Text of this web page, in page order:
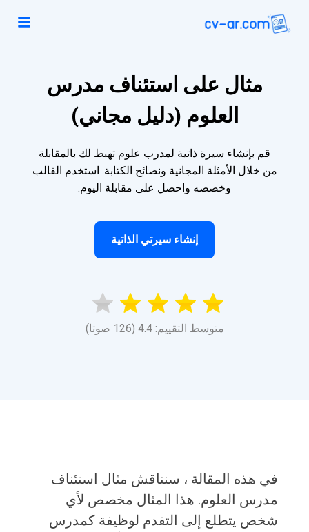
مثال على استئناف مدرس
العلوم (دليل مجاني)
قم بإنشاء سيرة ذاتية لمدرب علوم تهبط لك بالمقابلة
من خلال الأمثلة المجانية ونصائح الكتابة. استخدم القالب
وخصصه واحصل على مقابلة اليوم.
إنشاء سيرتي الذاتية
متوسط التقييم: 4.4 (126 صوتا)
في هذه المقالة ، سنناقش مثال استئناف
مدرس العلوم. هذا المثال مخصص لأي
شخص يتطلع إلى التقدم لوظيفة كمدرس